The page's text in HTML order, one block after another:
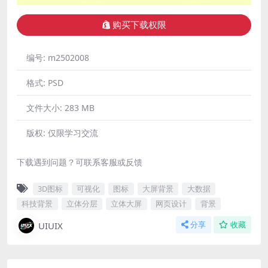
购买下载权限
编号: m2502008
格式: PSD
文件大小: 283 MB
版权: 仅限学习交流
下载遇到问题？可联系客服或反馈
3D图标 可视化 图标 大屏背景
大数据
科技背景
立体分层 立体大屏 网页设计 背景
UIUIX 分享 收藏